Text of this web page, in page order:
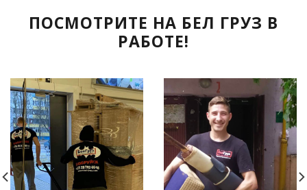
ПОСМОТРИТЕ НА БЕЛ ГРУЗ В
РАБОТЕ!